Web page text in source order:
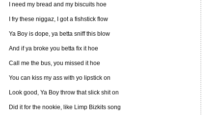
I need my bread and my biscuits hoe
I fry these niggaz, I got a fishstick flow
Ya Boy is dope, ya betta sniff this blow
And if ya broke you betta fix it hoe
Call me the bus, you missed it hoe
You can kiss my ass with yo lipstick on
Look good, Ya Boy throw that slick shit on
Did it for the nookie, like Limp Bizkits song